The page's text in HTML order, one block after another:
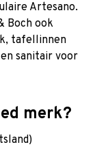
Artesano.
Boch ook
tafellinnen
sanitair voor
merk?